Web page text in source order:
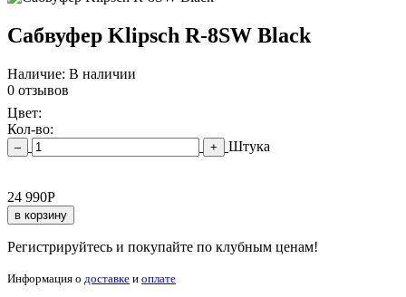
Сабвуфер Klipsch R-8SW Black
Наличие: В наличии
0 отзывов
Цвет:
Кол-во:
– + Штука
24 990Р
в корзину
Регистрируйтесь и покупайте по клубным ценам!
Информация о доставке и оплате